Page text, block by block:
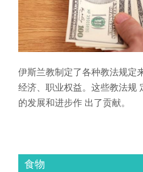
伊斯兰教制定了各种教法规定
经济、职业权益。这些教法规
的发展和进步作 出了贡献。
食物